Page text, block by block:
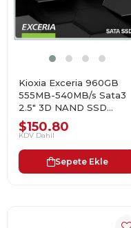
Kioxia Exceria 960GB
555MB-540MB/s Sata3
2.5" 3D NAND SSD
LTC10Z960GG8
$150.80
KDV Dahil
Sepete Ekle